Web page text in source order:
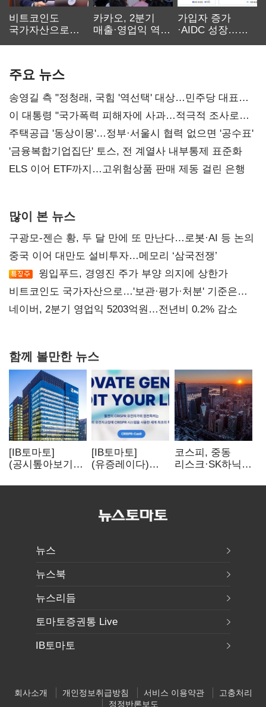
비트코인도
국가자산으로…'
카카오, 2분기
매출·영업익 역대
가입자 증가
·AIDC 성장…
주요 뉴스
송영길 측 "정청래, 국힘 '역선택' 대상…민주당 대표로
총선 지휘 못해"
이 대통령 "국가폭력 피해자에 사과…적극적 조사로
진실 밝혀야"
주택공급 '동상이몽'…정부·서울시 협력 없으면 '공수표'
'금융복합기업집단' 토스, 전 계열사 내부통제 표준화
ELS 이어 ETF까지…고위험상품 판매 제동 걸린 은행
많이 본 뉴스
구광모-젠슨 황, 두 달 만에 또 만난다…로봇·AI 등 논의
중국 이어 대만도 설비투자…메모리 ‘삼국전쟁’
윙입푸드, 경영진 주가 부양 의지에 상한가
비트코인도 국가자산으로…'보관·평가·처분' 기준은
숙제
네이버, 2분기 영업익 5203억원…전년비 0.2% 감소
함께 볼만한 뉴스
[IB토마토]
(공시톺아보기)
바로 매출로
[IB토마토]
(유증레이다)
3분의 1 토막…
비용부터 챙긴다
코스피, 중동
리스크·SK하닉
뒷걸음
뉴스
뉴스북
뉴스리듬
토마토증권통 Live
IB토마토
회사소개 개인정보취급방침 서비스 이용약관
고충처리
정정반론보도